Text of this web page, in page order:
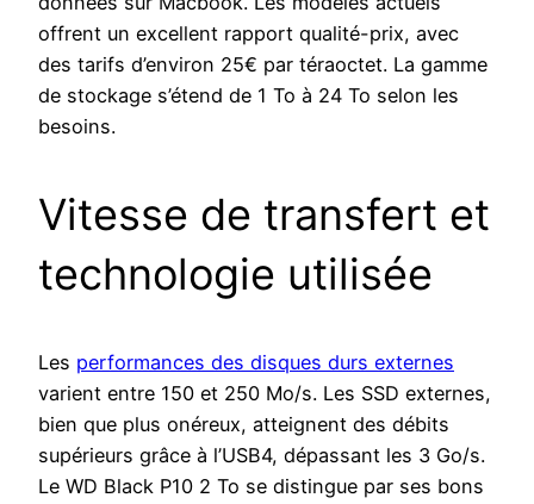
offrent un excellent rapport qualité-prix, avec
des tarifs d’environ 25€ par téraoctet. La gamme
de stockage s’étend de 1 To à 24 To selon les
besoins.
Vitesse de transfert et
technologie utilisée
Les performances des disques durs externes
varient entre 150 et 250 Mo/s. Les SSD externes,
bien que plus onéreux, atteignent des débits
supérieurs grâce à l’USB4, dépassant les 3 Go/s.
Le WD Black P10 2 To se distingue par ses bons